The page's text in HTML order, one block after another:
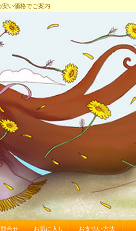
い価格でご案内
合せ お気に入り お支払い方法